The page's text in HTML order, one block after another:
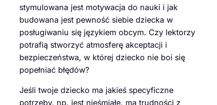
stymulowana jest motywacja do nauki i jak
budowana jest pewność siebie dziecka w
posługiwaniu się językiem obcym. Czy lektorzy
potrafią stworzyć atmosferę akceptacji i
bezpieczeństwa, w której dziecko nie boi się
popełniać błędów?
Jeśli twoje dziecko ma jakieś specyficzne
potrzeby, np. jest nieśmiałe, ma trudności z